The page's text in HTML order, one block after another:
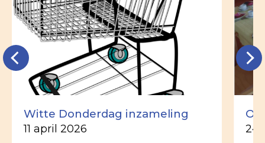
Witte Donderdag inzameling
11 april 2026 24